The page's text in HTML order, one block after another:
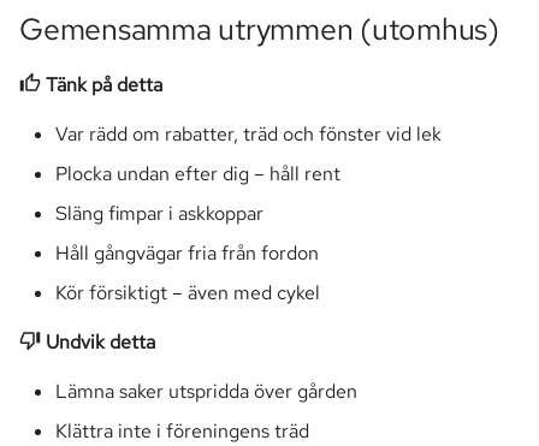
Gemensamma utrymmen (utomhus)
Tänk på detta
Var rädd om rabatter, träd och fönster vid lek
Plocka undan efter dig – håll rent
Släng fimpar i askkoppar
Håll gångvägar fria från fordon
Kör försiktigt – även med cykel
Undvik detta
Lämna saker utspridda över gården
Klättra inte i föreningens träd